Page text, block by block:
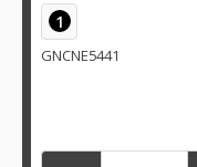
1
GNCNE5441